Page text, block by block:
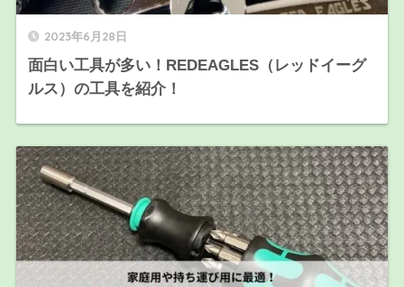
2023年6月28日
面白い工具が多い！REDEAGLES（レッドイーグ
ルス）の工具を紹介！